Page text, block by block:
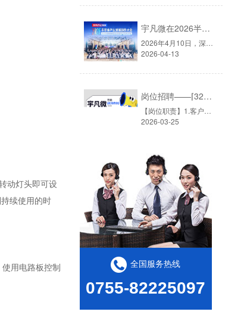
动灯头即可设
续使用的时
用电路板控制
宇凡微在2026半导体大会上的思考与行动
2026-04-13
岗位招聘——⌈32位电子元器件销售员⌉
2026-03-25
全国服务热线
0755-82225097